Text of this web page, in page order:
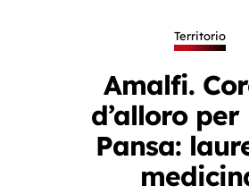
Territorio
Amalfi.
d’alloro per
Pansa: